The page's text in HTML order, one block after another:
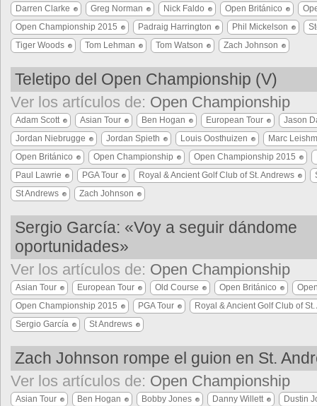
Darren Clarke Greg Norman Nick Faldo Open Británico
Open Championship 2015
Padraig Harrington Phil Mickelson
Tiger Woods
Tom Lehman Tom Watson Zach Johnson
Teletipo del Open Championship (V)
Ver los artículos de: Open Championship
Adam Scott Asian Tour Ben Hogan European Tour
Jason
Jordan Niebrugge
Jordan Spieth Louis Oosthuizen
Marc
Open Británico
Open Championship Open Championship 2015
Paul Lawrie
PGA Tour Royal & Ancient Golf Club of St. Andrews
St Andrews
Zach Johnson
Sergio García: «Voy a seguir dándome
oportunidades»
Ver los artículos de: Open Championship
Asian Tour European Tour Old Course Open Británico
Open Championship 2015
PGA Tour
Royal & Ancient Golf Club of
Sergio García
St Andrews
Zach Johnson rompe el guion en St.
Ver los artículos de: Open Championship
Asian Tour Ben Hogan Bobby Jones Danny Willett
Dustin